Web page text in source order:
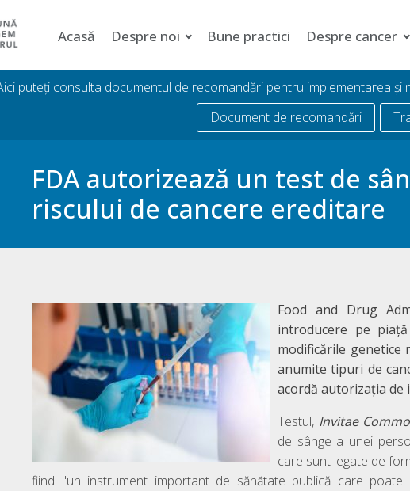
Acasă Despre noi Bune practici Despre cancer
puteți consulta documentul de recomandări pentru implementarea
Document de recomandări
FDA autorizează un test de
riscului de cancere ereditare
Food and Drug
introducere pe
modificările genetice
anumite tipuri de
acordă autorizația de
Testul, Invitae
de sânge a unei
care sunt legate de
fiind "un instrument important de sănătate publică care